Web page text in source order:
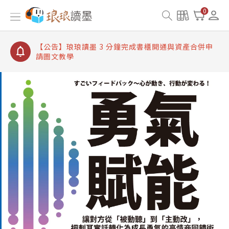
0
【公告】琅琅讀墨書櫃開通常見問題
【公告】琅琅讀墨 3 分鐘完成書櫃開通與資產合併申
【公告】琅琅書店服務升級重要說明及資產合併結果
查詢